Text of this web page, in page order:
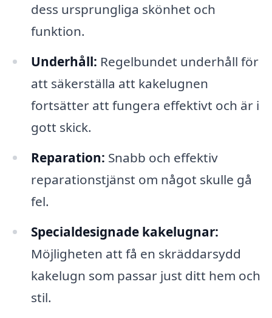
dess ursprungliga skönhet och
funktion.
Underhåll: Regelbundet underhåll för
att säkerställa att kakelugnen
fortsätter att fungera effektivt och är i
gott skick.
Reparation: Snabb och effektiv
reparationstjänst om något skulle gå
fel.
Specialdesignade kakelugnar:
Möjligheten att få en skräddarsydd
kakelugn som passar just ditt hem och
stil.